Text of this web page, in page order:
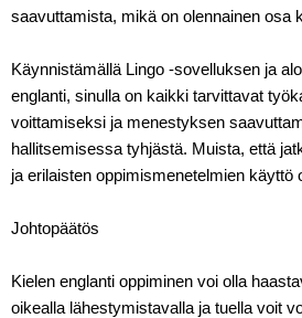
saavuttamista, mikä on olennainen osa
Käynnistämällä Lingo -sovelluksen ja
englanti, sinulla on kaikki tarvittavat
voittamiseksi ja menestyksen
hallitsemisessa tyhjästä. Muista, että
ja erilaisten oppimismenetelmien käyttö
Johtopäätös
Kielen englanti oppiminen voi olla
oikealla lähestymistavalla ja tuella voit